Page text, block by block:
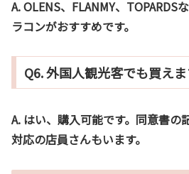
A.OLENS、FLANMY、TOPARDS
ラコンがおすすめです。
Q6. 外国人観光客でも買え
A. はい、購入可能です。同意書の
対応の店員さんもいます。